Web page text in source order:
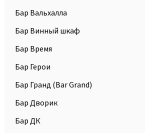
Бар Вальхалла
Бар Винный шкаф
Бар Время
Бар Герои
Бар Гранд (Bar Grand)
Бар Дворик
Бар ДК